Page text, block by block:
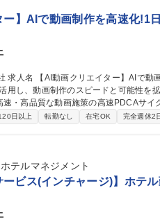
ー】AIで動画制作を高速化!1
/在宅
・高品質な動画施策の高速PDCAサ
作・効果検証 ■AIによるシナリオ・ク
【AI動画クリエイター】AIで動画制作を高速化！1
可◎
日以上 転勤なし 在宅OK 完全週休2
テルマネジメント
ビス(インチャージ)】ホテ